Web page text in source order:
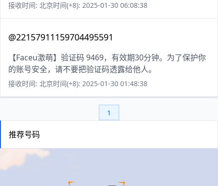
接收时间: 北京时间(+8): 2025-01-30 06:08:38
@22157911159704495591
【Faceu激萌】验证码 9469，有效期30分钟。为了保护你
的账号安全，请不要把验证码透露给他人。
接收时间: 北京时间(+8): 2025-01-30 01:48:38
1
推荐号码